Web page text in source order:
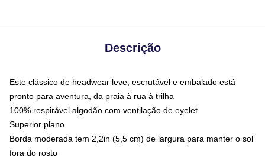
Descrição
Este clássico de headwear leve, escrutável e embalado está
pronto para aventura, da praia à rua à trilha
100% respirável algodão com ventilação de eyelet
Superior plano
Borda moderada tem 2,2in (5,5 cm) de largura para manter o sol
fora do rosto